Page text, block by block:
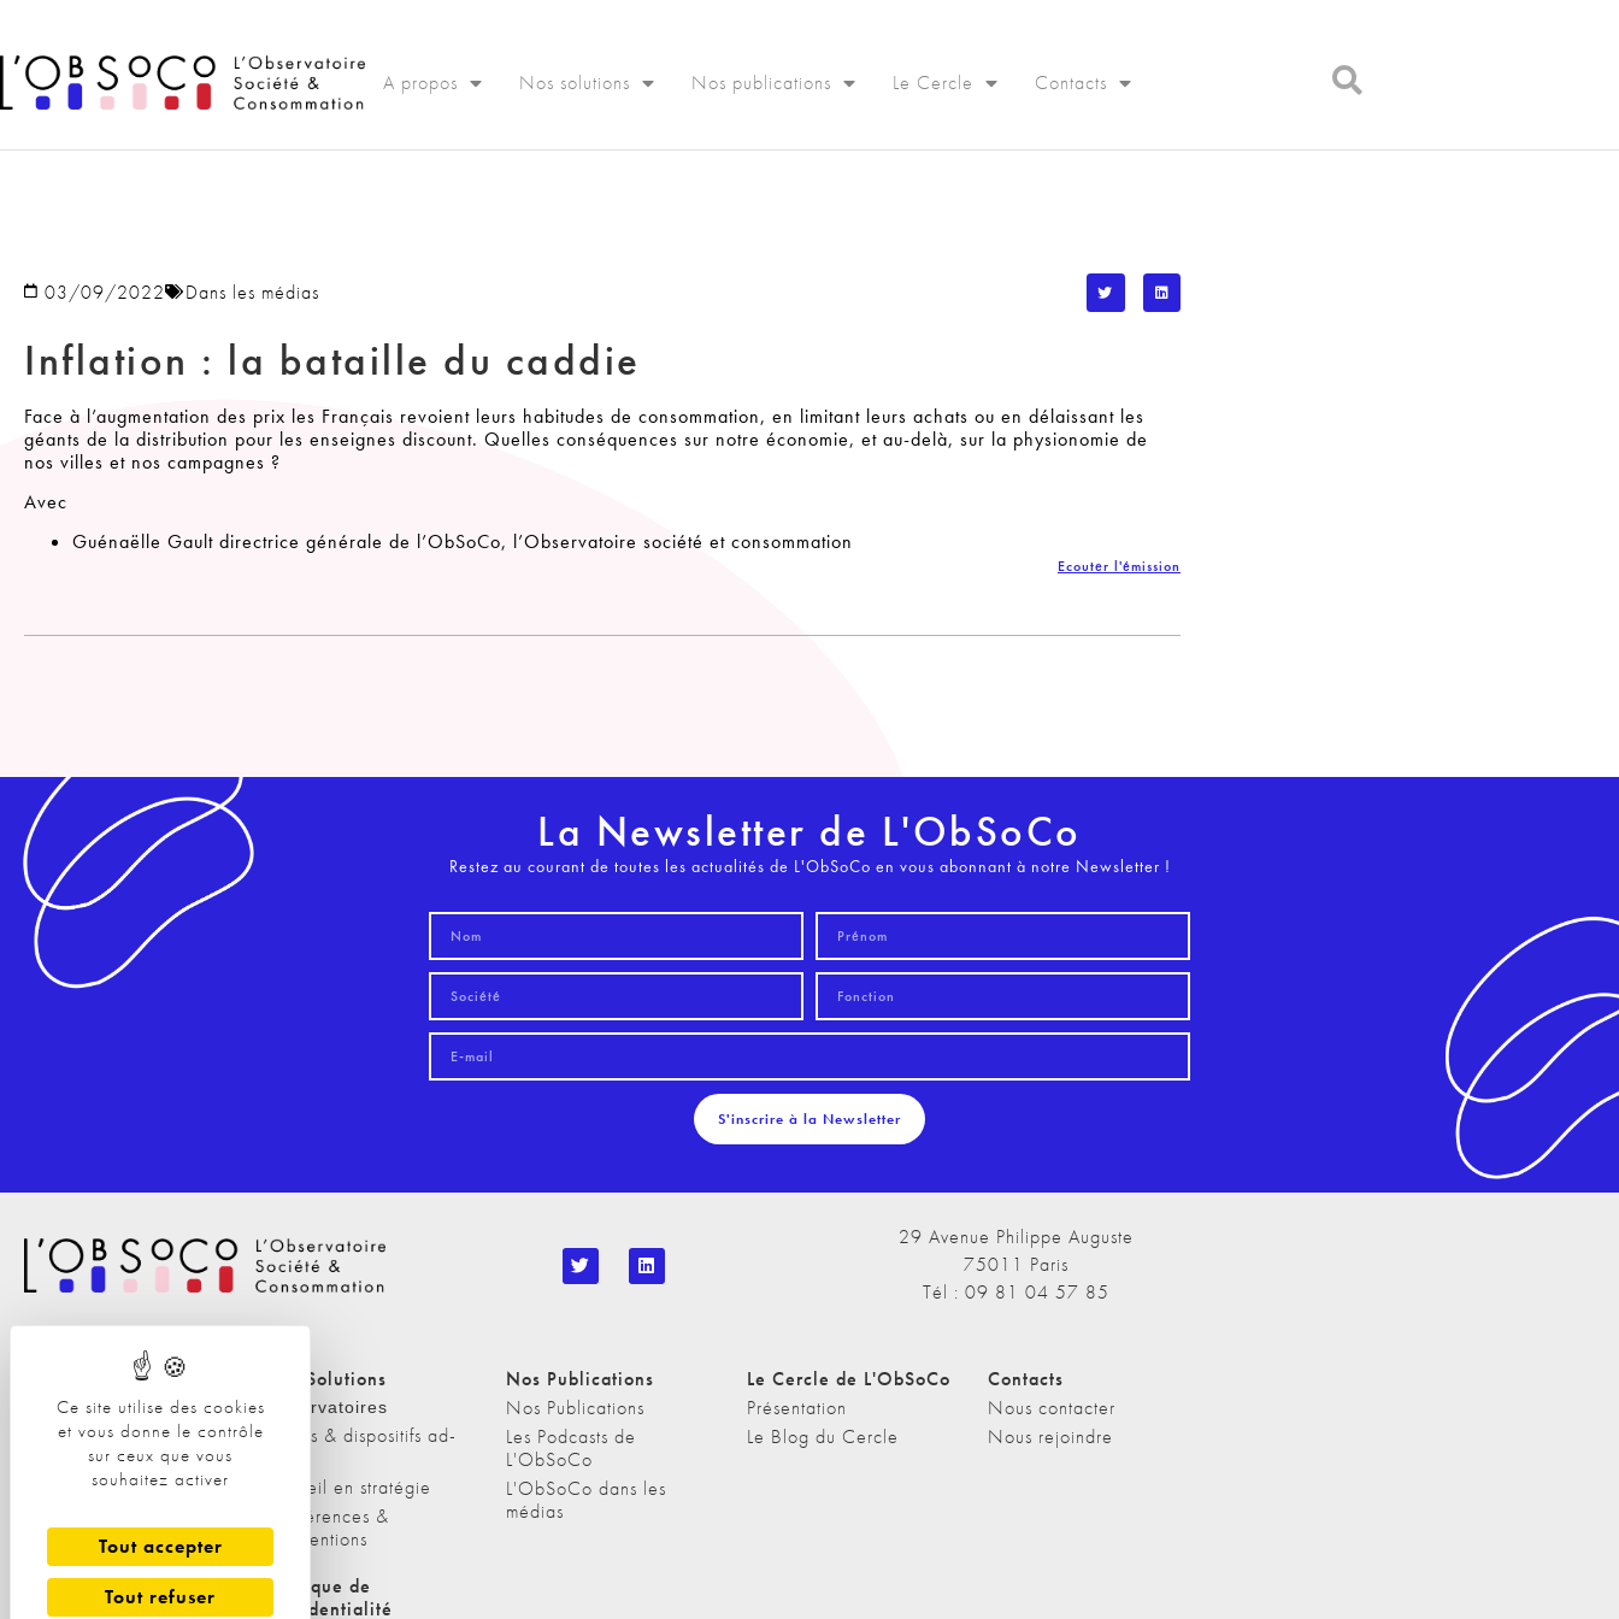
Ce site utilise des cookies
et vous donne le contrôle
sur ceux que vous
souhaitez activer
Tout accepter
Tout refuser
A propos Nos solutions Nos publications Le Cercle Contacts
03/09/2022 Dans les médias
Inflation : la bataille du caddie
Face à l’augmentation des prix les Français revoient leurs habitudes de consommation, en limitant leurs achats ou en délaissant les
géants de la distribution pour les enseignes discount. Quelles conséquences sur notre économie, et au-delà, sur la physionomie de
nos villes et nos campagnes ?
Avec
Guénaëlle Gault directrice générale de l’ObSoCo, l’Observatoire société et consommation
Ecouter l'émission
La Newsletter de L'ObSoCo
Restez au courant de toutes les actualités de L'ObSoCo en vous abonnant à notre Newsletter !
S'inscrire à la Newsletter
29 Avenue Philippe Auguste
75011 Paris
Tél : 09 81 04 57 85
Nos Solutions
A propos
L'équipe
Nos clients
Nos Solutions
Observatoires
Etudes & dispositifs ad-
Conseil en stratégie
Conférences &
interventions
Nos Publications
Nos Publications
Les Podcasts de
L'ObSoCo
L'ObSoCo dans les
médias
Le Cercle de L'ObSoCo
Présentation
Le Blog du Cercle
Contacts
Nous contacter
Nous rejoindre
Politique de cookies
Politique de
confidentialité